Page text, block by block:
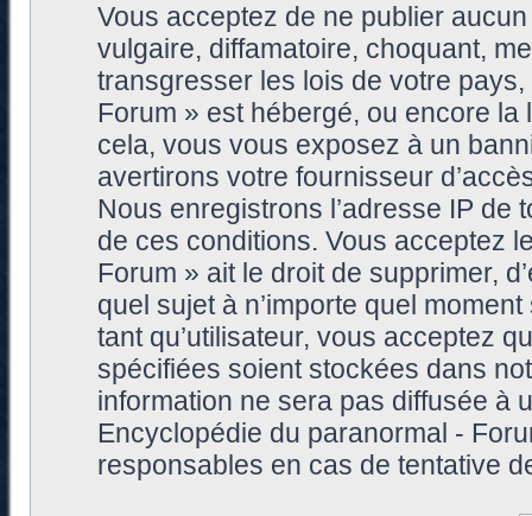
Vous acceptez de ne publier
vulgaire, diffamatoire, choquant,
transgresser les lois de votre
Forum » est hébergé, ou encore
cela, vous vous exposez à un
avertirons votre fournisseur
Nous enregistrons l’adresse IP de
de ces conditions. Vous acceptez
Forum » ait le droit de supprimer,
quel sujet à n’importe quel
tant qu’utilisateur, vous acceptez
spécifiées soient stockées dans
information ne sera pas diffusée à
Encyclopédie du paranormal -
responsables en cas de tentative